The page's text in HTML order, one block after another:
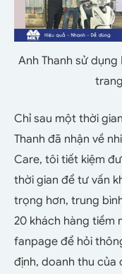
Anh Thanh sử
Chỉ sau một thời
Thanh đã nhận về
Care, tôi tiết kiệm
thời gian để tư vấn
trọng hơn, trung
20 khách hàng tiềm
fanpage để hỏi
định, doanh thu của